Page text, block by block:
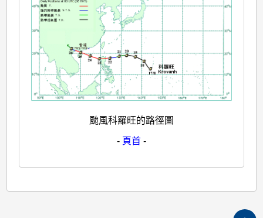
颱風科羅旺的路徑圖
- 頁首 -